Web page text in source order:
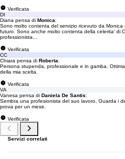
Verificata
DI
Diana pensa di Monica:
Sono molto contenta del servizio ricevuto da
futuro. Sono anche molto contenta della celerita' di
professionista...
Verificata
CC
Chiara pensa di Roberta:
Persona stupenda, professionale e in gamba.
della mia scelta.
Verificata
VA
Vanesa pensa di Daniela De Santis:
Sembra una profesionista del suo lavoro, Guarda i
prova per un mese.
Verificata
Servizi correlati